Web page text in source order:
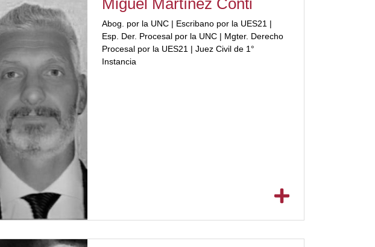
Miguel Martínez Conti
Abog. por la UNC | Escribano por la UES21 |
Esp. Der. Procesal por la UNC | Mgter. Derecho
Procesal por la UES21 | Juez Civil de 1°
Instancia